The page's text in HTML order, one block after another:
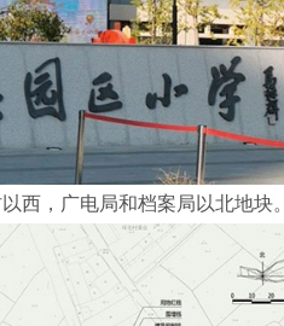
西，广电局和档案局以北地块。